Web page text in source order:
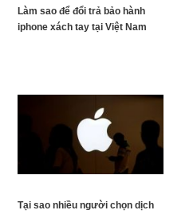
Làm sao để đổi trả bảo hành
iphone xách tay tại Việt Nam
Tại sao nhiều người chọn dịch